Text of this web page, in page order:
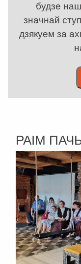
будзе
значнай
дзякуем за
РАІМ